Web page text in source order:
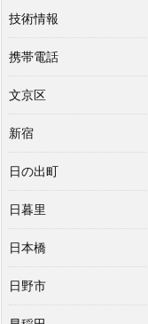
技術情報
携帯電話
文京区
新宿
日の出町
日暮里
日本橋
日野市